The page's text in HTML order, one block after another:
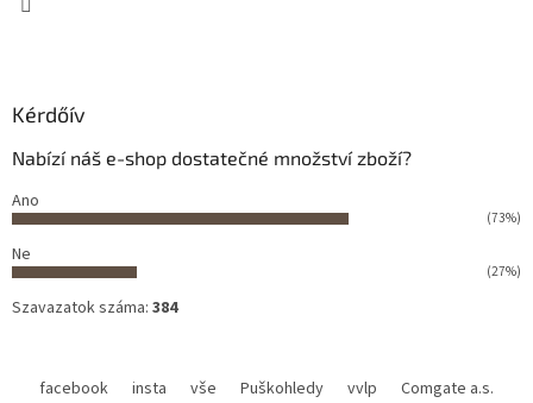
Kérdőív
Nabízí náš e-shop dostatečné množství zboží?
Ano
(73%)
Ne
(27%)
Szavazatok száma: 384
facebook insta vše Puškohledy vvlp Comgate a.s.